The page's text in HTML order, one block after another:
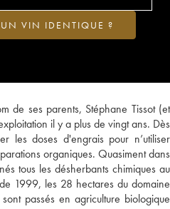
de ses parents, Stéphane Tissot (et
il y a plus de vingt ans. Dès
les doses d'engrais pour n’utiliser
organiques. Quasiment dans
tous les désherbants chimiques au
1999, les 28 hectares du domaine
passés en agriculture biologique
VIN IDENTIQUE ?